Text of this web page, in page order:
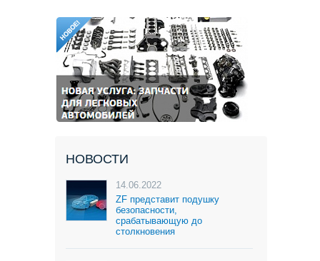
НОВОСТИ
14.06.2022
ZF представит подушку
безопасности,
срабатывающую до
столкновения